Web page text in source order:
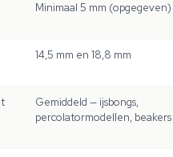
Minimaal 5 mm (opgegeven)
14,5 mm en 18,8 mm
Gemiddeld — ijsbongs,
percolatormodellen, beakers